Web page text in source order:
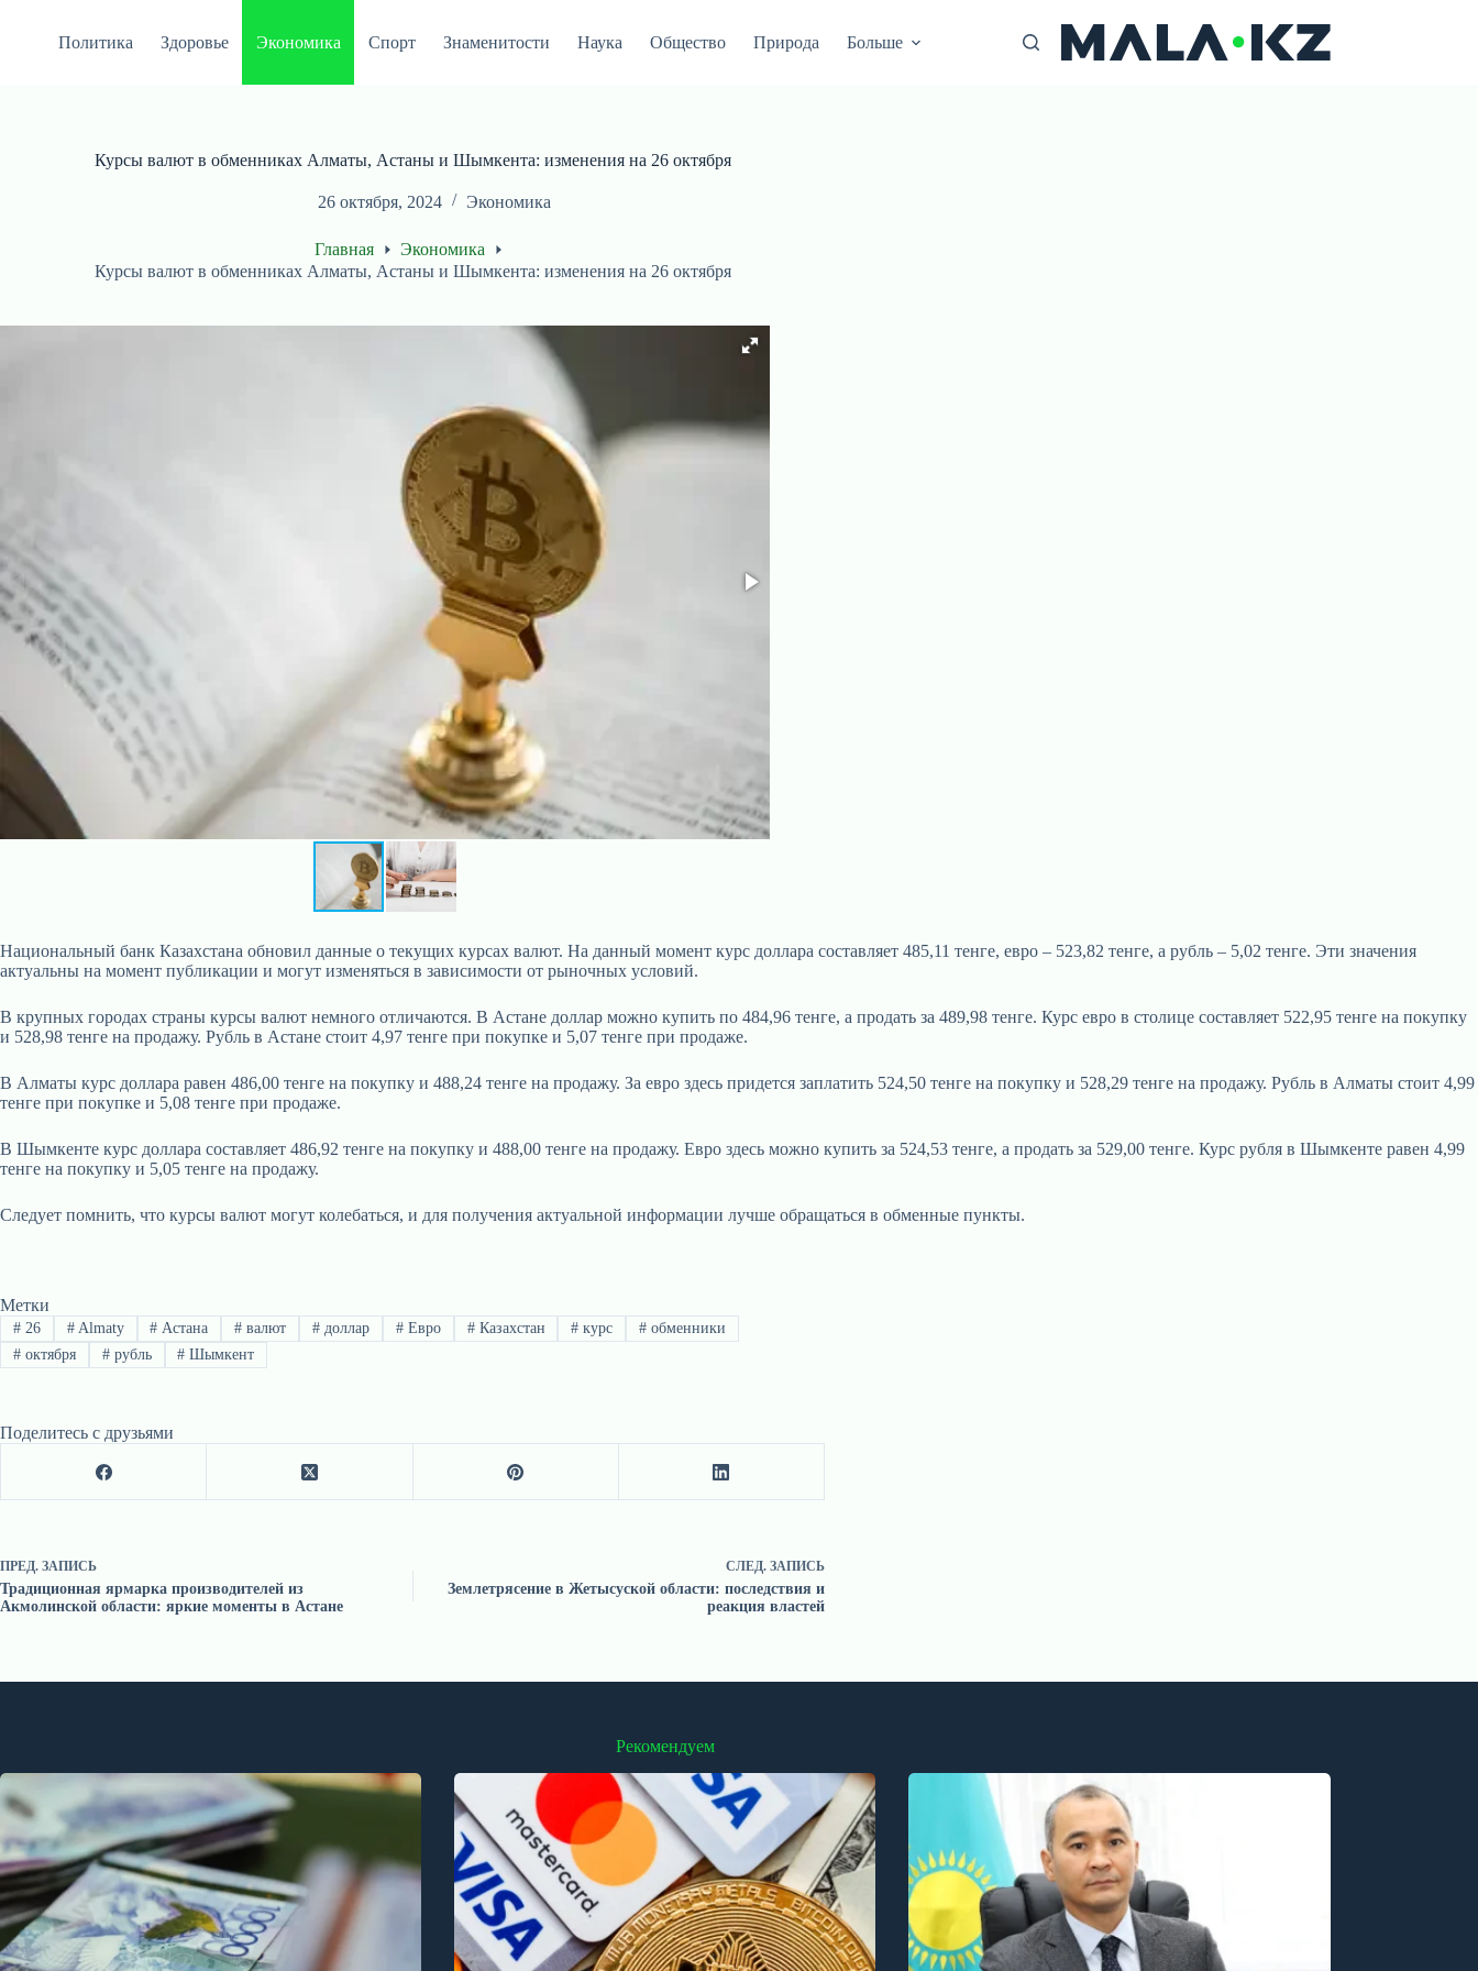
Политика Здоровье Экономика Спорт Знаменитости Наука Общество Природа Больше
Курсы валют в обменниках Алматы, Астаны и Шымкента: изменения на 26 октября
26 октября, 2024 Экономика
Главная
Экономика
Курсы валют в обменниках Алматы, Астаны и Шымкента: изменения на 26 октября
Национальный банк Казахстана обновил данные о текущих курсах валют. На данный момент курс доллара составляет 485,11 тенге, евро – 523,82 тенге, а рубль – 5,02 тенге. Эти значения
актуальны на момент публикации и могут изменяться в зависимости от рыночных условий.
В крупных городах страны курсы валют немного отличаются. В Астане доллар можно купить по 484,96 тенге, а продать за 489,98 тенге. Курс евро в столице составляет 522,95 тенге на покупку
и 528,98 тенге на продажу. Рубль в Астане стоит 4,97 тенге при покупке и 5,07 тенге при продаже.
В Алматы курс доллара равен 486,00 тенге на покупку и 488,24 тенге на продажу. За евро здесь придется заплатить 524,50 тенге на покупку и 528,29 тенге на продажу. Рубль в Алматы стоит 4,99
тенге при покупке и 5,08 тенге при продаже.
В Шымкенте курс доллара составляет 486,92 тенге на покупку и 488,00 тенге на продажу. Евро здесь можно купить за 524,53 тенге, а продать за 529,00 тенге. Курс рубля в Шымкенте равен 4,99
тенге на покупку и 5,05 тенге на продажу.
Следует помнить, что курсы валют могут колебаться, и для получения актуальной информации лучше обращаться в обменные пункты.
Метки
#26 #Almaty # Астана # валют # доллар #Евро #Казахстан # курс # обменники
#октября #рубль # Шымкент
Поделитесь с друзьями
ПРЕД. ЗАПИСЬ
Традиционная ярмарка производителей из
Акмолинской области: яркие моменты в Астане
СЛЕД. ЗАПИСЬ
Землетрясение в Жетысуской области: последствия и
реакция властей
Рекомендуем